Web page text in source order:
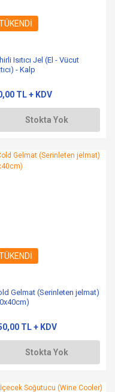
Isıtıcı Jel (El - Vücut
- Kalp
TL + KDV
Stokta Yok
Gelmat (Serinleten jelmat)
TL + KDV
Stokta Yok